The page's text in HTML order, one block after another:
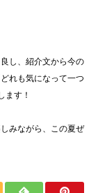
し、紹介文から今の
れも気になって一つ
す！
みながら、この夏ぜ